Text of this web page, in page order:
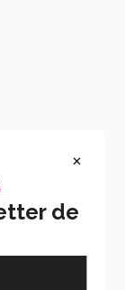
×
de